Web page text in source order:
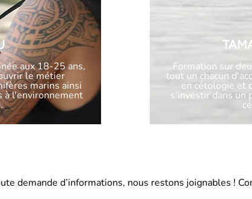
aux 18-25 ans,
le métier
marins ainsi
à l'environnement
Formation sur
tout un chacun
en cétologie et
s'investir dans un
demande d’informations, nous restons joignables !